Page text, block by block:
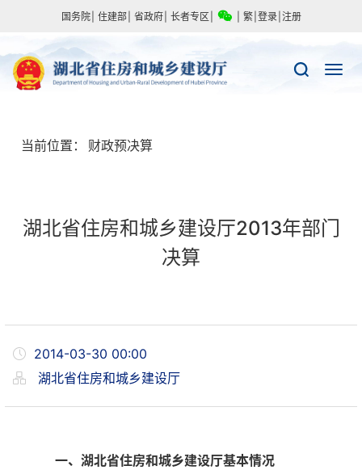
国务院 住建部 省政府 长者专区 繁 登录 注册
当前位置： 财政预决算
湖北省住房和城乡建设厅2013年部门
决算
2014-03-30 00:00
湖北省住房和城乡建设厅
一、湖北省住房和城乡建设厅基本情况